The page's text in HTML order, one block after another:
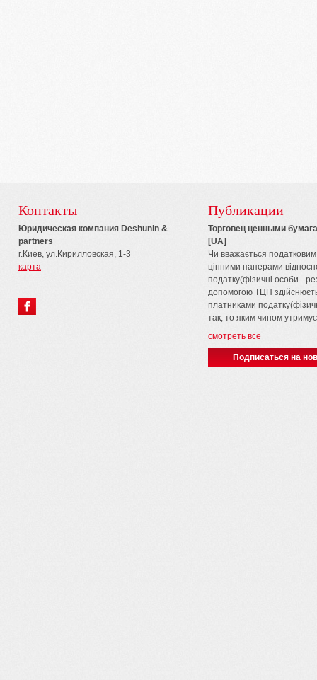
Контакты
Юридическая компания Deshunin &
partners
г.Киев, ул.Кирилловская, 1-3
карта
Публикации
Торговец ценными
[UA]
Чи вважається
цінними паперами
податку(фізичні особи -
допомогою ТЦП
платниками
так, то яким чином
смотреть все
Подписаться на